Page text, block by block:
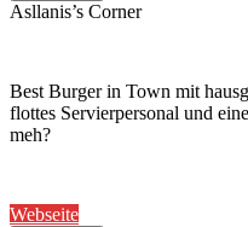
Asllanis’s Corner
Best Burger in Town mit
flottes Servierpersonal und
meh?
Webseite